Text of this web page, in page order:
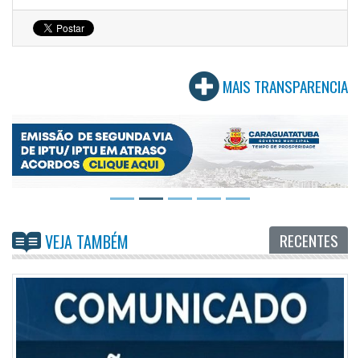
MAIS TRANSPARENCIA
VEJA TAMBÉM RECENTES